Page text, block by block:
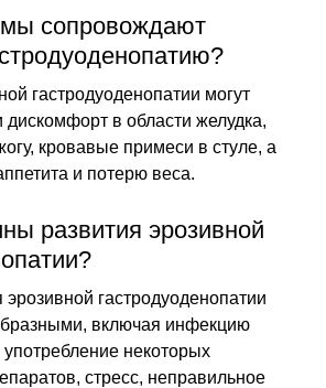
сопровождают
гастродуоденопатии могут
дискомфорт в области желудка,
кровавые примеси в стуле, а
и потерю веса.
развития эрозивной
гастродуоденопатии
включая инфекцию
некоторых
стресс, неправильное